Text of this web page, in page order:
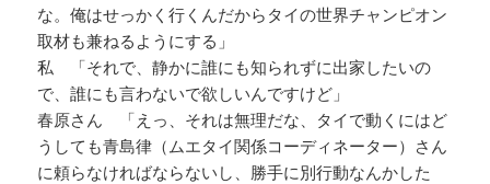
な。俺はせっかく行くんだからタイの世界チャンピオン
取材も兼ねるようにする」
私 「それで、静かに誰にも知られずに出家したいの
で、誰にも言わないで欲しいんですけど」
春原さん 「えっ、それは無理だな、タイで動くにはど
うしても青島律（ムエタイ関係コーディネーター）さん
に頼らなければならないし、勝手に別行動なんかした